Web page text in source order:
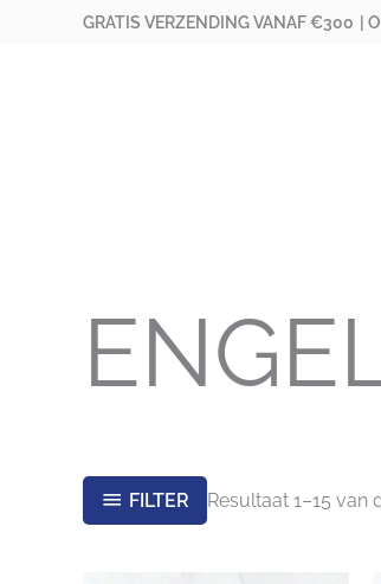
GRATIS VERZENDING VANAF €300 |
FILTER Resultaat 1–15